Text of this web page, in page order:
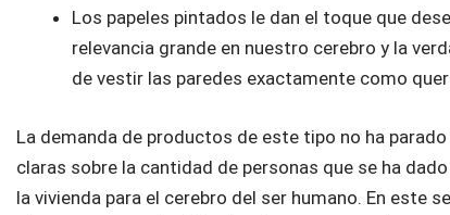
Los papeles pintados le dan el toque que
relevancia grande en nuestro cerebro y la
de vestir las paredes exactamente como
La demanda de productos de este tipo no ha
claras sobre la cantidad de personas que se ha
la vivienda para el cerebro del ser humano. En este